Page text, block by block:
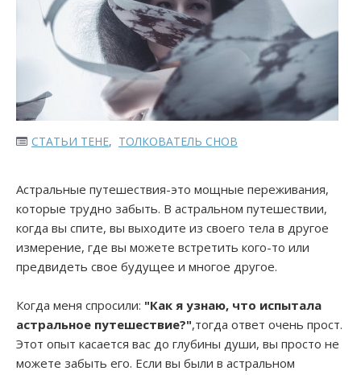
СТАТЬИ ТЕНЕ, ТОЛКОВАТЕЛЬ СНОВ
Астральные путешествия-это мощные переживания,
которые трудно забыть. В астральном путешествии,
когда вы спите, вы выходите из своего тела в другое
измерение, где вы можете встретить кого-то или
предвидеть свое будущее и многое другое.
Когда меня спросили: "Как я узнаю, что испытала
астральное путешествие?",тогда ответ очень прост.
Этот опыт касается вас до глубины души, вы просто не
можете забыть его. Если вы были в астральном